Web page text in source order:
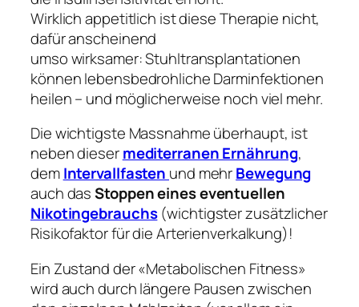
Wirklich appetitlich ist diese Therapie nicht,
dafür anscheinend
umso wirksamer: Stuhltransplantationen
können lebensbedrohliche Darminfektionen
heilen – und möglicherweise noch viel mehr.
Die wichtigste Massnahme überhaupt, ist
neben diesermediterranen Ernährung,
demIntervallfasten und mehrBewegung
auch dasStoppen eines eventuellen
Nikotingebrauchs(wichtigster zusätzlicher
Risikofaktor für die Arterienverkalkung)!
Ein Zustand der «Metabolischen Fitness»
wird auch durch längere Pausen zwischen